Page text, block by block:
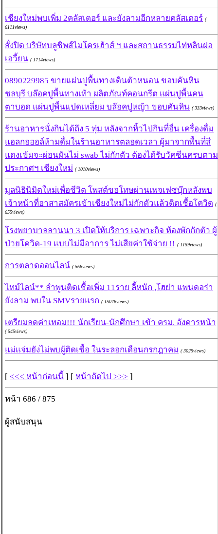
เชียงใหม่พบเพิ่ม 2คลัสเตอร์ และยังลามอีกหลายคลัสเตอร์ (
6111views)
สั่งปิด บริษัทบลูชิพส์ไมโครเฮ้าส์ ฯ และสถานธรรมไท่หลินฝอ
เอวี้ยน ( 1714views)
0890229985 ขายแผ่นปูพื้นทางเดินตัวหนอน ขอบคันหิน
ชลบุรี บล๊อคปูพื้นทางเท้า ผลิตภัณท์คอนกรีต แผ่นปูพื้นคน
ตาบอด แผ่นปูพื้นแปดเหลี่ยม บล๊อคปูหญ้า ขอบคันหิน ( 333views)
ร้านอาหารนั่งกินได้ถึง 5 ทุ่ม หลังจากหิ้วไปกินที่อื่น เครื่องดื่ม
แอลกอฮอล์ห้ามดื่มในร้านอาหารตลอดเวลา ผู้มาจากพื้นที่สี
แดงเข้มจะผ่อนผันไม่ swab ไม่กักตัว ต้องได้รับวัคซีนครบตาม
ประกาศฯ เชียงใหม่ ( 1010views)
มูลนิธินิมิตใหม่เพื่อชีวิต โพสต์ขอโทษผ่านเพจเฟซบุ๊กหลังพบ
เจ้าหน้าที่อาสาสมัครเข้าเชียงใหม่ไม่กักตัวแล้วติดเชื้อโควิด (
655views)
โรงพยาบาลลานนา 3 เปิดให้บริการ เฉพาะกิจ ห้องพักกักตัว ผู้
ป่วยโควิด-19 แบบไม่มีอาการ ไม่เสียค่าใช้จ่าย !! ( 1159views)
การตลาดออนไลน์ ( 566views)
ไทม์ไลน์** ลำพูนติดเชื้อเพิ่ม 11ราย ลี้หนัก ,โฮย่า แพนดอร่า
ยังลาม พบใน SMVรายแรก ( 15076views)
เตรียมลดค่าเทอม!!! นักเรียน-นักศึกษา เข้า ครม. อังคารหน้า
( 545views)
แม่แจ่มยังไม่พบผู้ติดเชื้อ ในระลอกเดือนกรกฎาคม ( 3025views)
[ <<< หน้าก่อนนี้ ] [ หน้าถัดไป >>> ]
หน้า 686 / 875
ผู้สนับสนุน